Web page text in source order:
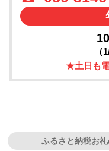
（
★土日も電
ふるさと納税お